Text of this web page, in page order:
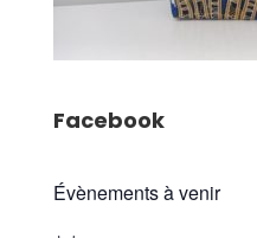
Facebook
Évènements à venir